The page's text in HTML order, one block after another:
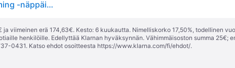
Logitech G Litra Beam LX Kaksipuolinen RGB Streaming -näppäinvalo - Lampehoved - 1 hoveder - LED - DC
viimeinen erä 174,63€. Kesto: 6 kuukautta. Nimelliskorko 17,50%, todellinen
henkilöille. Edellyttää Klarnan hyväksynnän. Vähimmäisoston summa 25€;
0431. Katso ehdot osoitteesta https://www.klarna.com/fi/ehdot/.